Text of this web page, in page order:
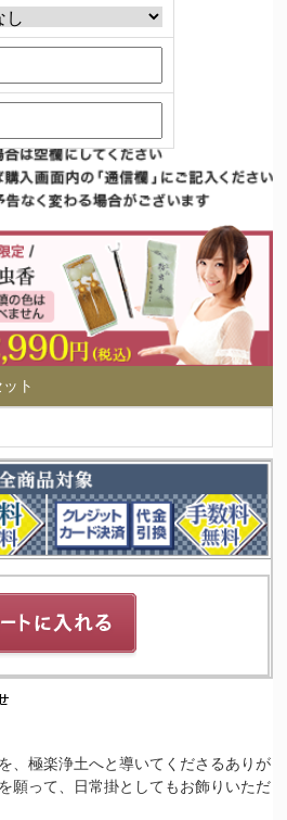
ト
、極楽浄土へと導いてくださるありが
願って、日常掛としてもお飾りいただ